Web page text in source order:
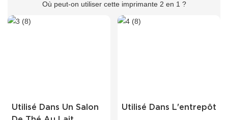
Où peut-on utiliser cette imprimante 2 en 1 ?
Utilisé Dans Un Salon
Utilisé Dans L'entrepôt